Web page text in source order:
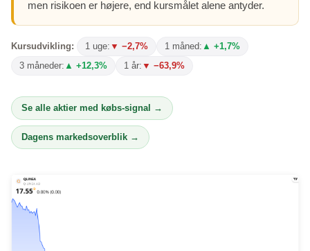
men risikoen er højere, end kursmålet alene antyder.
Kursudvikling: 1 uge: ▼ −2,7% 1 måned: ▲ +1,7%
3 måneder: ▲ +12,3% 1 år: ▼ −63,9%
Se alle aktier med købs-signal →
Dagens markedsoverblik →